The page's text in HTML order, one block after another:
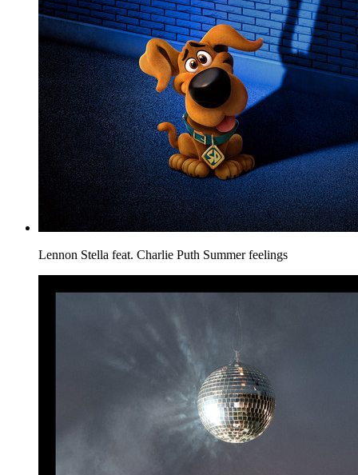
Lennon Stella feat. Charlie Puth Summer feelings